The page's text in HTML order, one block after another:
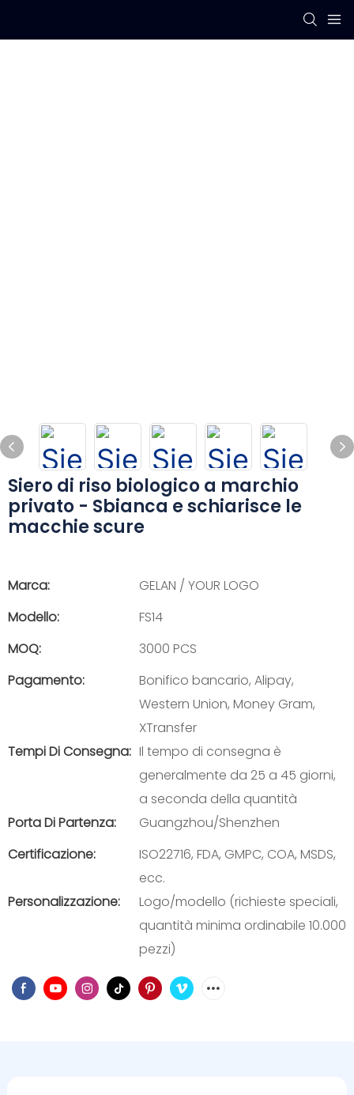
Siero di riso biologico a marchio
privato - Sbianca e schiarisce le
macchie scure
Marca:
GELAN / YOUR LOGO
Modello:
FS14
MOQ:
3000 PCS
Pagamento:
Bonifico bancario, Alipay,
Western Union, Money Gram,
XTransfer
Tempi Di Consegna: Il tempo di consegna è
generalmente da 25 a 45 giorni,
a seconda della quantità
Porta Di Partenza:
Guangzhou/Shenzhen
Certificazione:
ISO22716, FDA, GMPC, COA, MSDS,
ecc.
Personalizzazione:
Logo/modello (richieste speciali,
quantità minima ordinabile 10.000
pezzi)